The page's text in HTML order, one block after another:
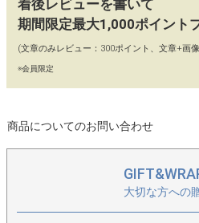
着後レビューを書いて
期間限定最大1,000ポイント
(文章のみレビュー：300ポイント、文章+画
※会員限定
商品についてのお問い合わせ
大切な方への